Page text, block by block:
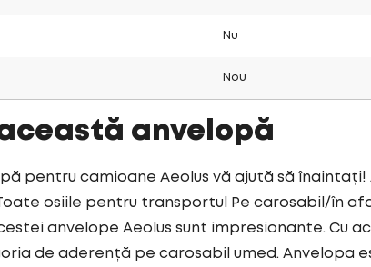
Nu
Nou
această anvelopă
pentru camioane Aeolus vă ajută să
osiile pentru transportul Pe carosabil/în
anvelope Aeolus sunt impresionante. Cu
de aderență pe carosabil umed. Anvelopa